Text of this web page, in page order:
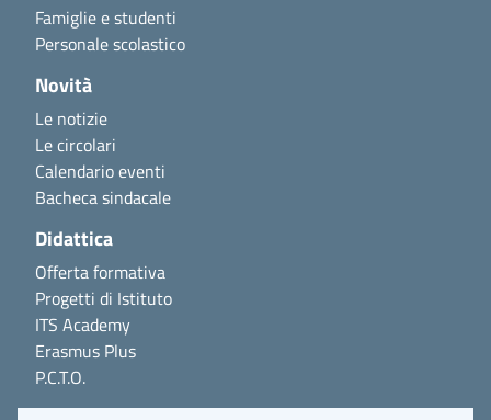
Famiglie e studenti
Personale scolastico
Novità
Le notizie
Le circolari
Calendario eventi
Bacheca sindacale
Didattica
Offerta formativa
Progetti di Istituto
ITS Academy
Erasmus Plus
P.C.T.O.